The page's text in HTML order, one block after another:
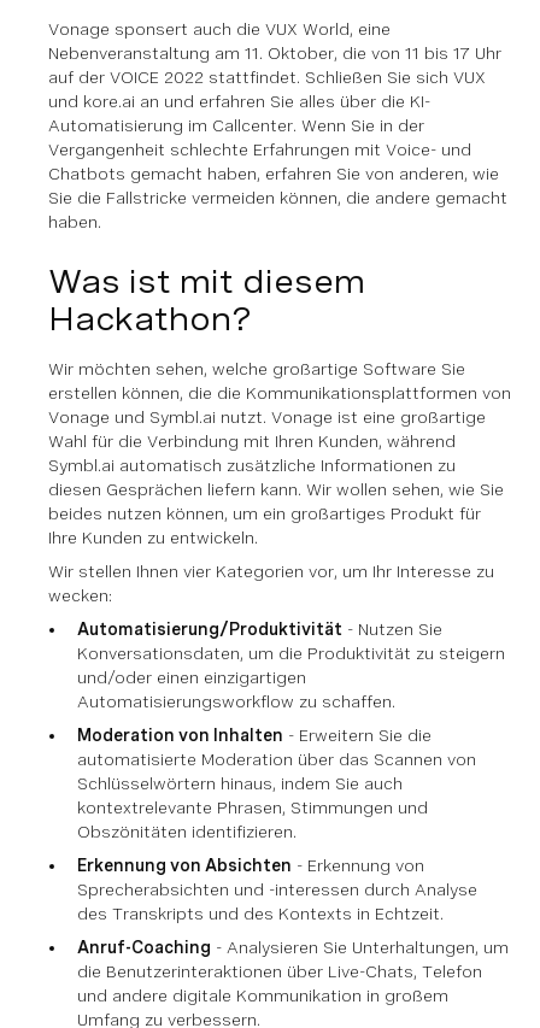
Vonage sponsert auch die VUX World, eine
Nebenveranstaltung am 11. Oktober, die von 11 bis 17 Uhr
auf der VOICE 2022 stattfindet. Schließen Sie sich VUX
und kore.ai an und erfahren Sie alles über die KI-
Automatisierung im Callcenter. Wenn Sie in der
Vergangenheit schlechte Erfahrungen mit Voice- und
Chatbots gemacht haben, erfahren Sie von anderen, wie
Sie die Fallstricke vermeiden können, die andere gemacht
haben.
Was ist mit diesem
Hackathon?
Wir möchten sehen, welche großartige Software Sie
erstellen können, die die Kommunikationsplattformen von
Vonage und Symbl.ai nutzt. Vonage ist eine großartige
Wahl für die Verbindung mit Ihren Kunden, während
Symbl.ai automatisch zusätzliche Informationen zu
diesen Gesprächen liefern kann. Wir wollen sehen, wie Sie
beides nutzen können, um ein großartiges Produkt für
Ihre Kunden zu entwickeln.
Wir stellen Ihnen vier Kategorien vor, um Ihr Interesse zu
wecken:
Automatisierung/Produktivität - Nutzen Sie
Konversationsdaten, um die Produktivität zu steigern
und/oder einen einzigartigen
Automatisierungsworkflow zu schaffen.
Moderation von Inhalten - Erweitern Sie die
automatisierte Moderation über das Scannen von
Schlüsselwörtern hinaus, indem Sie auch
kontextrelevante Phrasen, Stimmungen und
Obszönitäten identifizieren.
Erkennung von Absichten - Erkennung von
Sprecherabsichten und -interessen durch Analyse
des Transkripts und des Kontexts in Echtzeit.
Anruf-Coaching - Analysieren Sie Unterhaltungen, um
die Benutzerinteraktionen über Live-Chats, Telefon
und andere digitale Kommunikation in großem
Umfang zu verbessern.